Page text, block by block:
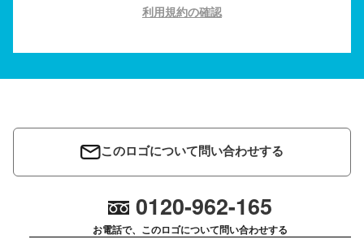
利用規約の確認
このロゴについて問い合わせする
0120-962-165
お電話で、このロゴについて問い合わせする